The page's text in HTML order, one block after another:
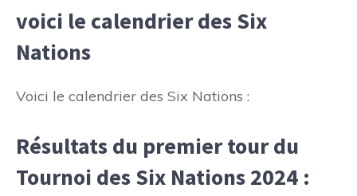
voici le calendrier des Six
Nations
Voici le calendrier des Six Nations :
Résultats du premier tour du
Tournoi des Six Nations 2024 :